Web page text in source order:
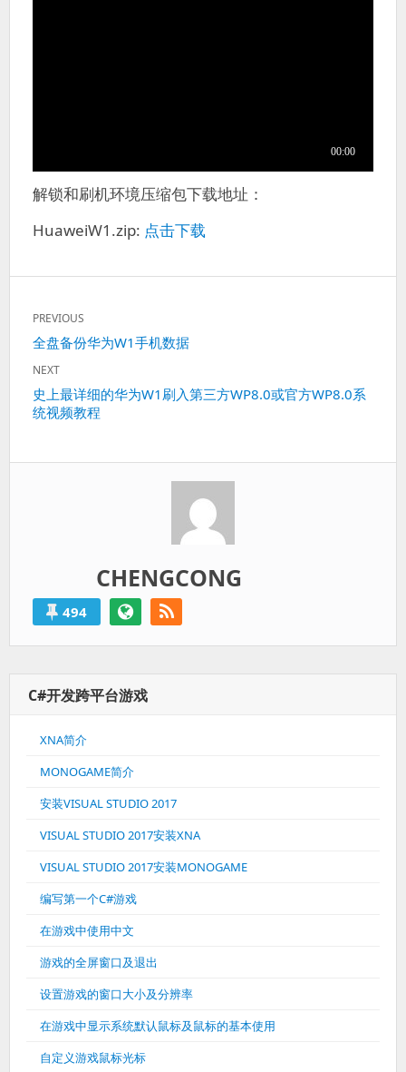
解锁和刷机环境压缩包下载地址：
HuaweiW1.zip: 点击下载
文
章
导
航
PREVIOUS
Previous
post:
全盘备份华为W1手机数据
NEXT
Next
post:
史上最详细的华为W1刷入第三方WP8.0或官方WP8.0系
统视频教程
CHENGCONG
494
C#开发跨平台游戏
XNA简介
MONOGAME简介
安装VISUAL STUDIO 2017
VISUAL STUDIO 2017安装XNA
VISUAL STUDIO 2017安装MONOGAME
编写第一个C#游戏
在游戏中使用中文
游戏的全屏窗口及退出
设置游戏的窗口大小及分辨率
在游戏中显示系统默认鼠标及鼠标的基本使用
自定义游戏鼠标光标